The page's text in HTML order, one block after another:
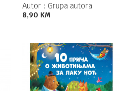
Autor : Grupa autora
8,90 KM